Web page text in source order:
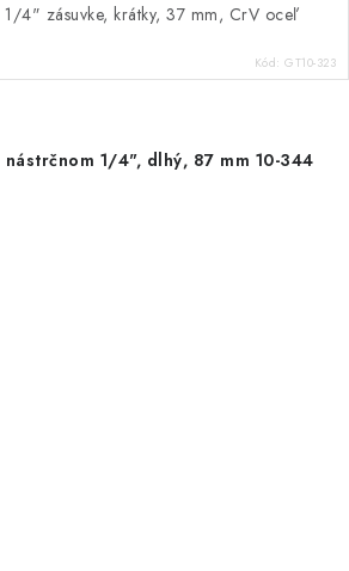
1/4" zásuvke, krátky, 37 mm, CrV oceľ
Kód: GT10-323
nástrčnom 1/4", dlhý, 87 mm 10-344